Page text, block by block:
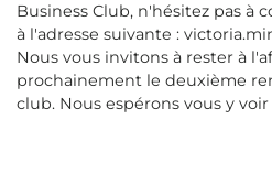
Business Club, n'hésitez pas à
à l'adresse suivante :
Nous vous invitons à rester à
prochainement le deuxième
club. Nous espérons vous y